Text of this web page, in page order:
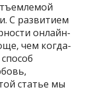
С развитием
онлайн-
чем когда-
статье мы